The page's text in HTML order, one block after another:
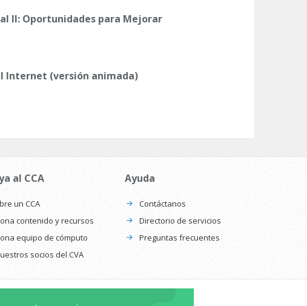
II: Oportunidades para Mejorar
Internet (versión animada)
al CCA
un CCA
contenido y recursos
equipo de cómputo
socios del CVA
Ayuda
Contáctanos
Directorio de servicios
Preguntas frecuentes